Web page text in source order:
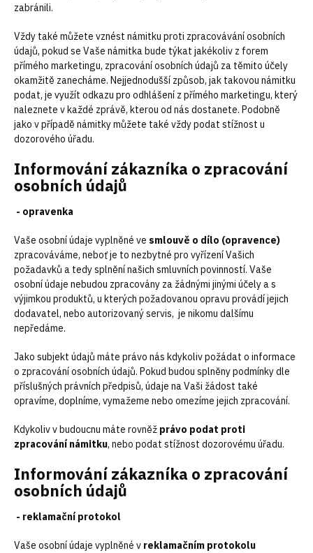
zabránili.
Vždy také můžete vznést námitku proti zpracovávání osobních
údajů, pokud se Vaše námitka bude týkat jakékoliv z forem
přímého marketingu, zpracování osobních údajů za těmito účely
okamžitě zanecháme. Nejjednodušší způsob, jak takovou námitku
podat, je využít odkazu pro odhlášení z přímého marketingu, který
naleznete v každé zprávě, kterou od nás dostanete. Podobně
jako v případě námitky můžete také vždy podat stížnost u
dozorového úřadu.
Informování zákazníka o zpracování
osobních údajů
- opravenka
Vaše osobní údaje vyplněné ve smlouvě o dílo (opravence)
zpracováváme, neboť je to nezbytné pro vyřízení Vašich
požadavků a tedy splnění našich smluvních povinností. Vaše
osobní údaje nebudou zpracovány za žádnými jinými účely a s
výjimkou produktů, u kterých požadovanou opravu provádí jejich
dodavatel, nebo autorizovaný servis, je nikomu dalšímu
nepředáme.
Jako subjekt údajů máte právo nás kdykoliv požádat o informace
o zpracování osobních údajů. Pokud budou splněny podmínky dle
příslušných právních předpisů, údaje na Vaši žádost také
opravíme, doplníme, vymažeme nebo omezíme jejich zpracování.
Kdykoliv v budoucnu máte rovněž právo podat proti
zpracování námitku, nebo podat stížnost dozorovému úřadu.
Informování zákazníka o zpracování
osobních údajů
- reklamační protokol
Vaše osobní údaje vyplněné v reklamačním protokolu